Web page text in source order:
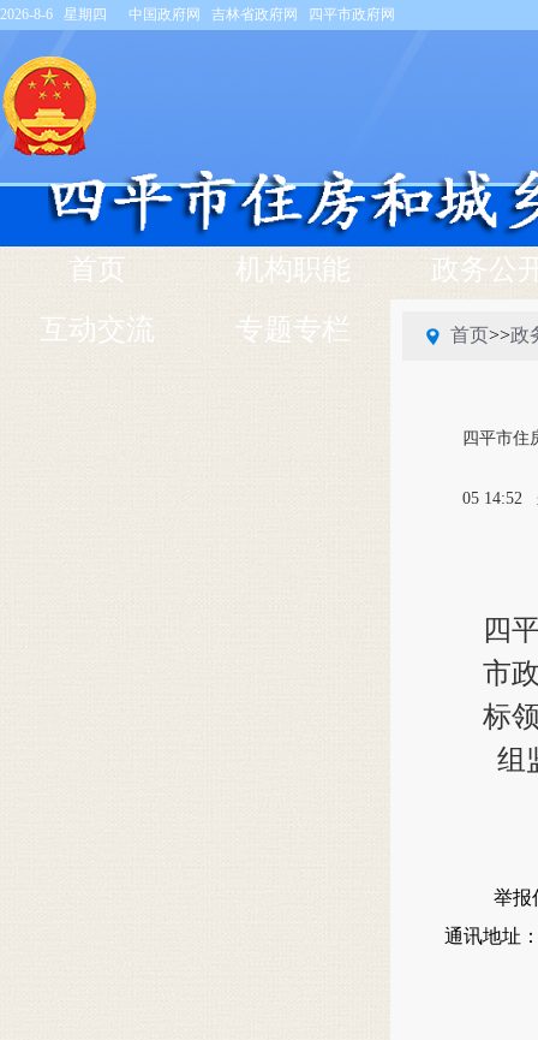
2026-8-6 星期四 中国政府网 吉林省政府网 四平市政府网
首页 机构职能
政务公
互动交流
专题专栏 首页>>政
四平市住
05 14:52
四
市
标
组
举报信
通讯地址：